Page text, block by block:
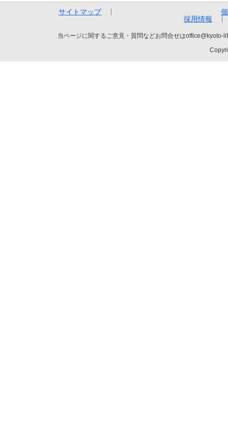
サイトマップ
採用情報
当ページに関するご意見・質問などお問合せは